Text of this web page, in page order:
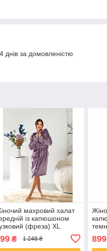
за домовленістю
махровий халат
із капюшоном
(фреза) XL
₴ 1 248 ₴ 899